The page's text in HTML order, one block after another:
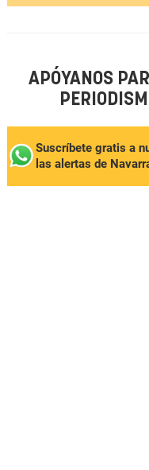
APÓYANOS
Suscríbete gratis a
las alertas de